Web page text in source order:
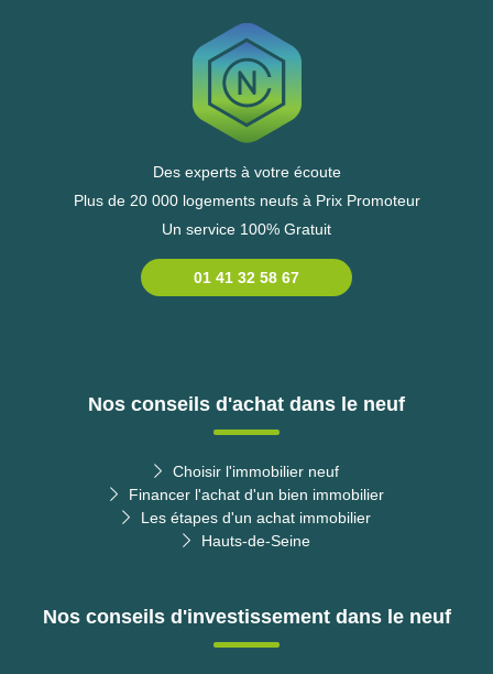
Des experts à votre écoute
Plus de 20 000 logements neufs à Prix Promoteur
Un service 100% Gratuit
01 41 32 58 67
Nos conseils d'achat dans le neuf
Choisir l'immobilier neuf
Financer l'achat d'un bien immobilier
Les étapes d'un achat immobilier
Hauts-de-Seine
Nos conseils d'investissement dans le neuf